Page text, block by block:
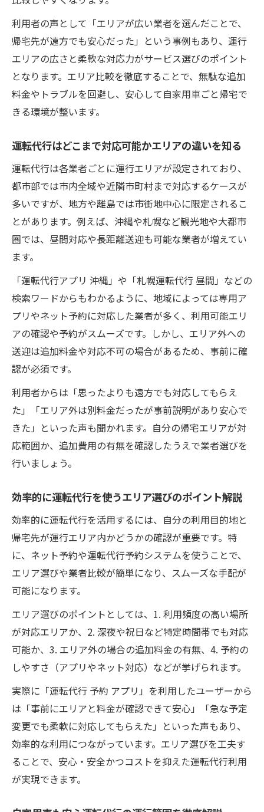
運転代行の料金相場と追加費用の仕組みを
理解する
運転代行の料金比較でコスパ重視の選び方
とは
運転代行を安く利用するための追加費用対
料金相場や追加料金を事前に確認する重要
性
運転代行の料金体系を比較して無駄を減ら
す方法
安心して利用できる運転代行の見極め方
安心な運転代行を選ぶためのチェックポイ
運転代行の信頼性を見極める判断基準を解
説
安全に運転代行を利用するための注意点ま
とめ
運転代行利用時に確認したいサポート内容
とは
運転代行を安心して予約するためのポイン
ト
代行とタクシー料金比較で賢く使う方法
運転代行とタクシーの料金比較で最適な選
択を
目する
賢く運転代行を使うためのタクシー料金比
較術
運転代行とタクシーどちらが得か料金の実
例解説
極める
エリア別運転代行の便利さと注意点を解説
運転代行のエリア別便利さと利用時の注意
点
エリアごとの運転代行サービス特徴を比較
する
運転代行をエリア別に賢く選ぶ際のポイン
ト
エリア別で運転代行を活用する際の注意事
利用エリアによる運転代行の違いとメリッ
利用者の声として「エリアが広い業者を選んだことで、
帰宅先が遠方でも安心だった」という事例もあり、運行
エリアの広さと柔軟な対応力がサービス選びのポイント
となります。エリア比較を徹底することで、無駄な追加
料金やトラブルを回避し、安心して自家用車ごと帰宅で
きる環境が整います。
運転代行はどこまで対応可能かエリアの違いを知る
運転代行は各業者ごとに運行エリアが設定されており、
都市部では市内全域や近隣市町村まで対応するケースが
多いですが、地方や離島では市街地中心に限定されるこ
とがあります。例えば、沖縄や札幌など観光地や大都市
圏では、昼間対応や長距離送迎も可能な業者が増えてい
ます。
「運転代行アプリ 沖縄」や「札幌運転代行 昼間」などの
検索ワードからもわかるように、地域によっては専用ア
プリやネット予約に対応した業者が多く、利用可能エリ
アの確認や予約がスムーズです。しかし、エリア外への
送迎は追加料金や対応不可の場合があるため、事前に確
認が必須です。
利用者からは「思ったよりも遠方でも対応してもらえ
た」「エリア外は別料金だったが事前説明があり安心で
きた」といった声も聞かれます。自分の帰宅エリアが対
応範囲か、追加費用の有無を確認したうえで業者選びを
行いましょう。
効率的に運転代行を使うエリア選びのポイント解説
効率的に運転代行を活用するには、自分の利用目的地と
帰宅先が運行エリア内かどうかの確認が重要です。特
に、ネット予約や運転代行予約システムを使うことで、
エリア選びや業者比較が簡単になり、スムーズな手配が
可能になります。
エリア選びのポイントとしては、1. 利用頻度の高い場所
が対応エリアか、2. 深夜や祝日など特定時間帯でも対応
可能か、3. エリア外の場合の追加料金の有無、4. 予約の
しやすさ（アプリやネット対応）などが挙げられます。
実際に「運転代行 予約 アプリ」を利用したユーザーから
は「事前にエリアと料金が確認できて安心」「急な予定
変更でも柔軟に対応してもらえた」といった声もあり、
効率的な利用につながっています。エリア選びを工夫す
ることで、安心・安全かつコストを抑えた運転代行利用
が実現できます。